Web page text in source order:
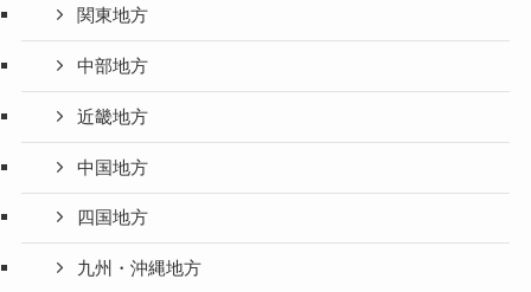
関東地方
中部地方
近畿地方
中国地方
四国地方
九州・沖縄地方